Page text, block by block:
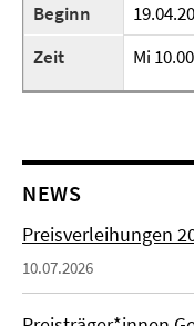
Beginn
Zeit
Mi
NEWS
Preisverleihungen
10.07.2026